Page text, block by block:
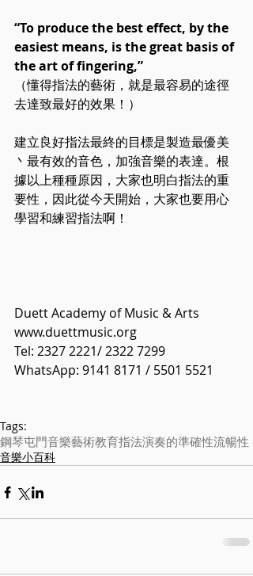
“To produce the best effect, by the
easiest means, is the great basis of
the art of fingering,”
（懂得指法的藝術，就是最容易的途徑
去達致最好的效果！）
建立良好指法最終的目標是製造最優美
丶最有效的音色，加強音樂的表達。根
據以上種種原因，大家也明白指法的重
要性，因此從今天開始，大家也要用心
學習和練習指法啊！
Duett Academy of Music & Arts
www.duettmusic.org
Tel: 2327 2221/ 2322 7299
WhatsApp: 9141 8171 / 5501 5521
Tags:
鋼琴屯門音樂藝術教育指法演奏的準確性流暢性
音樂小百科